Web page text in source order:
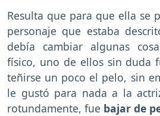
Resulta que para que ella se
personaje que estaba
debía cambiar algunas
físico, uno de ellos sin duda
teñirse un poco el pelo, sin
le gustó para nada a la
rotundamente, fue bajar de